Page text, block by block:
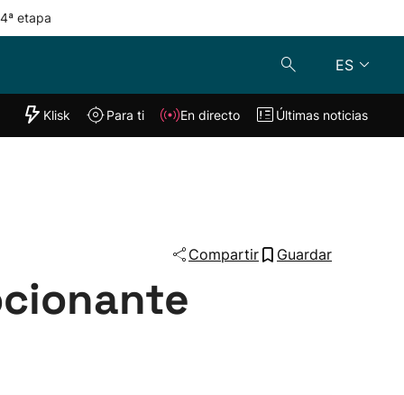
etapa
ES
"Helmuga"
Klisk En directo
Klisk Para ti En directo Últimas noticias
Compartir Guardar